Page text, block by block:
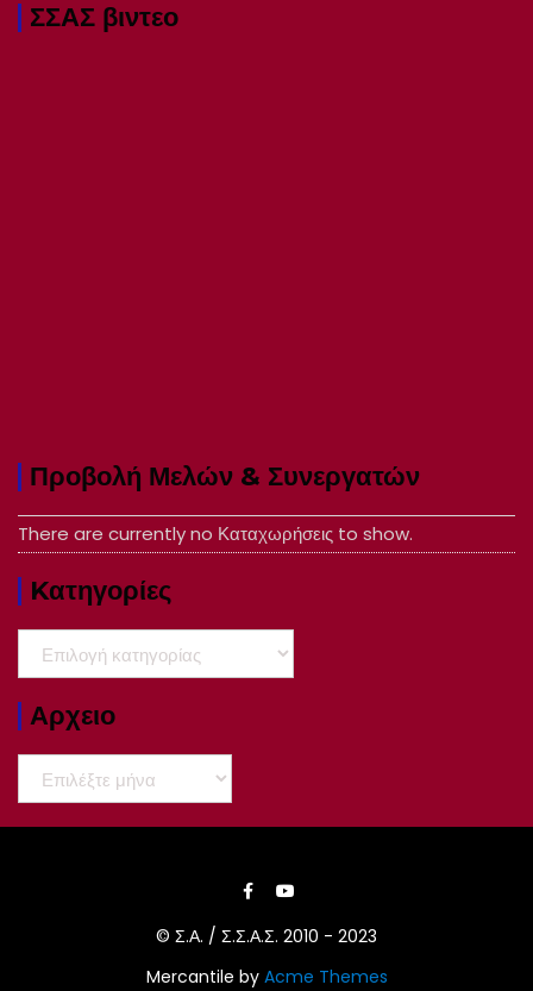
ΣΣΑΣ βιντεο
Προβολή Μελών & Συνεργατών
There are currently no Καταχωρήσεις to show.
Kατηγορίες
Kατηγορίες
Αρχειο
Αρχειο
© Σ.Α. / Σ.Σ.Α.Σ. 2010 - 2023
Mercantile by Acme Themes